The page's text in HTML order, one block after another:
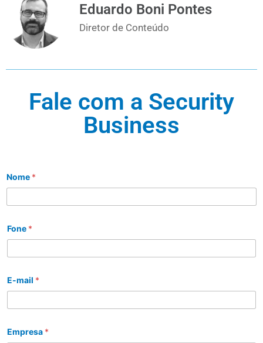
Eduardo Boni Pontes
Diretor de Conteúdo
Fale com a Security
Business
Nome *
Fone *
E-mail *
Empresa *